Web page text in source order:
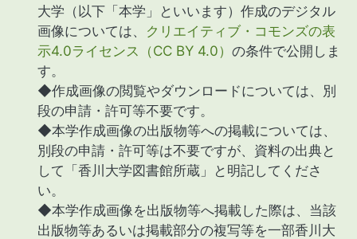
大学（以下「本学」といいます）作成のデジタル
画像については、 クリエイティブ・コモンズの表
示4.0ライセンス（CC BY 4.0） の条件で公開しま
す。
◆作成画像の閲覧やダウンロードについては、別
段の申請・許可等不要です。
◆本学作成画像の出版物等への掲載については、
別段の申請・許可等は不要ですが、資料の出典と
して「香川大学図書館所蔵」と明記してくださ
い。
◆本学作成画像を出版物等へ掲載した際は、当該
出版物等あるいは掲載部分の複写等を一部香川大